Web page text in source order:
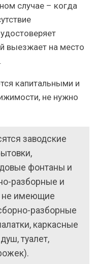
случае – когда
выезжает на место
капитальными и
не нужно
заводские
фонтаны и
разборные и
не имеющие
разборные
каркасные
туалет,